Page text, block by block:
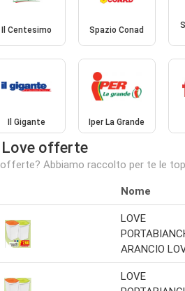
Il Centesimo Spazio Conad
Il Gigante Iper La Grande
Love offerte
Abbiamo raccolto per te le
Nome
LOVE
ARANCIO
LOVE